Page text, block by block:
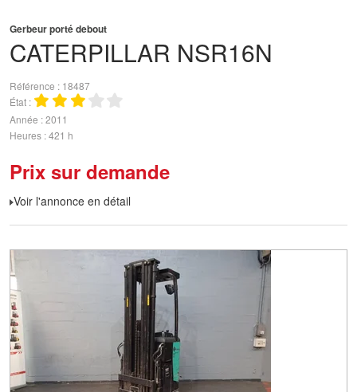
CATERPILLAR NSR16N
Gerbeur porté debout
Référence
18487
État
Année 2011
Heures 421 h
Prix sur demande
Voir l'annonce en détail